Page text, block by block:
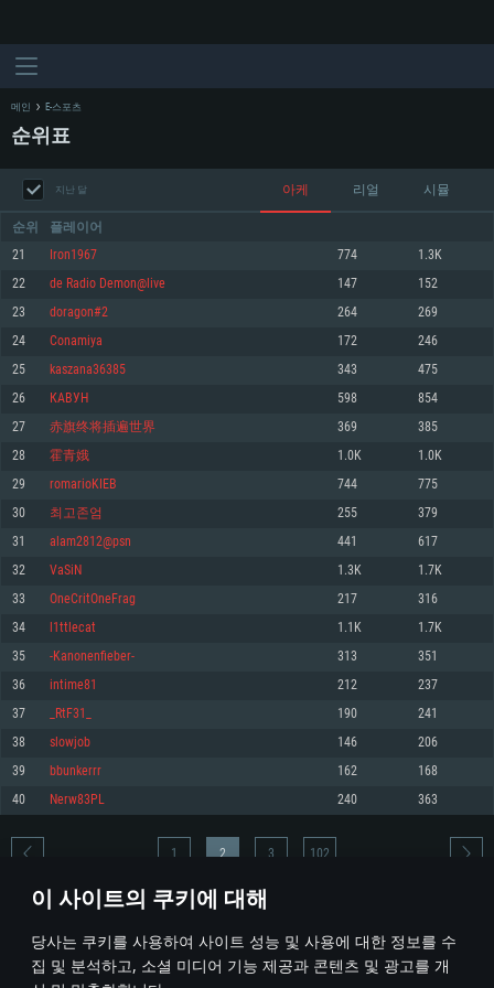
이 사이트의 쿠키에 대해
당사는 쿠키를 사용하여 사이트 성능 및 사용에 대한 정보를 수
집 및 분석하고, 소셜 미디어 기능 제공과 콘텐츠 및 광고를 개
최소사양
운영체제: Windows 10 (64 bit)
프로세서: 2.2 GHz 듀얼코어 이상
메모리: 4GB
그래픽 카드: DirectX 11 이상을 지원하는 AMD Radeon 77XX / NVIDIA
GeForce GT 660. 최소 사양 해상도: 720p
네트워크: 브로드밴드 인터넷
여유 저장 공간: 22.1 GB (최소 클라이언트)
권장 사양
570 혹은 그 이상
여유 저장 공간: 62.2 GB (전체 클라이언트)
최소사양
운영체제: Mac OS Big Sur 11.0
프로세서: 최소 2.2 GHz의 Core i5 (Intel Xeon 은 지원하지 않습니다)
메모리: 6 GB
그래픽 카드: Metal 을 지원하는 Intel Iris Pro 5200 (Mac), 혹은 이와 비슷한 성
능을 가지는 Mac 버전의 AMD/Nvidia. 최소 해상도: 720p
네트워크: 브로드밴드 인터넷
여유 저장 공간: 22.1 GB (최소 클라이언트)
권장 사양
네트워크: 브로드밴드 인터넷
여유 저장 공간: 62.2 GB (전체 클라이언트)
최소사양
운영체제: 64bit Linux 중 최신 버전
프로세서: 2.4 GHz 듀얼코어
메모리: 4 GB
그래픽 카드: Vulkan 을 지원하고, 최신 그래픽 드라이버를 지원하는 NVIDIA
660 (6개월 미만) 혹은 그와 동급의 성능을 가지며 최신 그래픽 드라이버를 지
원하는 AMD (6개월 미만; 최소사양 지원 해상도 720p)
네트워크: 브로드밴드 인터넷
여유 저장 공간: 22.1 GB (최소 클라이언트)
권장 사양
운영체제: Ubuntu 20.04 64bit
프로세서: Intel Core i7
메모리: 16 GB
그래픽 카드: Vulkan 을 지원하고, 최신 그래픽 드라이버를 지원하는 NVIDIA
1060 (6개월 미만) 혹은 그와 동급의 성능을 가지며 최신 그래픽 드라이버를
지원하는 AMD RX 570 (6개월 미만; 최소사양 지원 해상도 720p) 이상
여유 저장 공간: 62.2 GB (전체 클라이언트)
메인 E-스포츠
순위표
지난 달 아케 리얼 시뮬
순위 플레이어
21 Iron1967 774 1.3K
22 de Radio Demon@live 147 152
23 doragon#2 264 269
24 Conamiya 172 246
25 kaszana36385 343 475
26 КАВУН 598 854
27 赤旗终将插遍世界 369 385
28 霍青娥 1.0K 1.0K
29 romarioKIEB 744 775
30 최고존엄 255 379
31 alam2812@psn 441 617
32 VaSiN 1.3K 1.7K
33 OneCritOneFrag 217 316
34 l1ttlecat 1.1K 1.7K
35 -Kanonenfieber- 313 351
36 intime81 212 237
37 _RtF31_ 190 241
38 slowjob 146 206
39 bbunkerrr 162 168
40 Nerw83PL 240 363
* 순위표는 매일 1회 갱신됩니다
1 2 3 102